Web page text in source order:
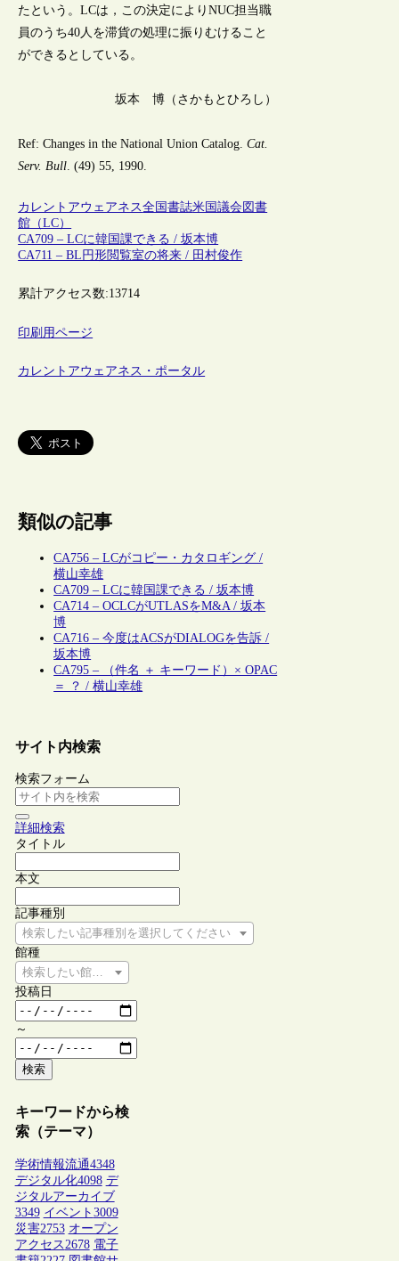
たという。LCは，この決定によりNUC担当職
員のうち40人を滞貨の処理に振りむけること
ができるとしている。
坂本 博（さかもとひろし）
Ref: Changes in the National Union Catalog.Cat.
Serv. Bull. (49) 55, 1990.
カレントアウェアネス全国書誌米国議会図書
館（LC）
CA709 – LCに韓国課できる / 坂本博
CA711 – BL円形閲覧室の将来 / 田村俊作
累計アクセス数:13714
印刷用ページ
カレントアウェアネス・ポータル
類似の記事
CA756 – LCがコピー・カタロギング /
横山幸雄
CA709 – LCに韓国課できる / 坂本博
CA714 – OCLCがUTLASをM&A / 坂本
博
CA716 – 今度はACSがDIALOGを告訴 /
坂本博
CA795 – （件名 ＋ キーワード）× OPAC
＝ ？ / 横山幸雄
サイト内検索
検索フォーム
詳細検索
タイトル
本文
記事種別
検索したい記事種別を選択してください
館種
検索したい館種を選択してください
投稿日
～
検索
キーワードから検
索（テーマ）
学術情報流通4348
デジタル化4098 デ
ジタルアーカイブ
3349 イベント 3009
災害2753 オープン
アクセス 2678 電子